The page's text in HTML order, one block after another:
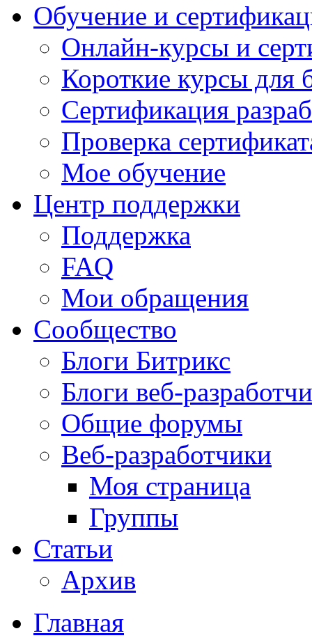
Обучение и
Онлайн-курсы и
Короткие курсы для
Сертификация
Проверка
Мое обучение
Центр поддержки
Поддержка
FAQ
Мои обращения
Сообщество
Блоги Битрикс
Блоги веб-
Общие форумы
Веб-разработчики
Моя страница
Группы
Статьи
Архив
Главная